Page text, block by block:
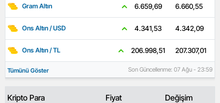
Gram Altın 6.659,69 6.660,55
Ons Altın / USD 4.341,53 4.342,09
Ons Altın / TL 206.998,51 207.307,01
Tümünü Göster Son Güncellenme: 07 Ağu - 23:59
Kripto Para Fiyat Değişim